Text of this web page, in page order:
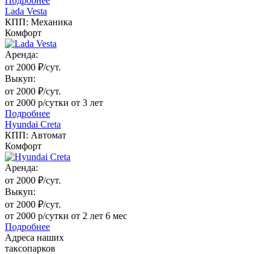
Lada Vesta
КПП: Механика
Комфорт
Аренда:
от 2000 ₽/сут.
Выкуп:
от 2000 ₽/сут.
от 2000 р/сутки от 3 лет
Подробнее
Hyundai Creta
КПП: Автомат
Комфорт
Аренда:
от 2000 ₽/сут.
Выкуп:
от 2000 ₽/сут.
от 2000 р/сутки от 2 лет 6 мес
Подробнее
Адреса наших
таксопарков